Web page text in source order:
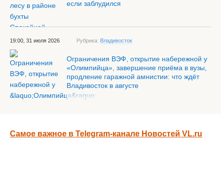
если заблудился
19:00, 31 июля 2026 Рубрика: Владивосток
Ограничения ВЭФ, открытие набережной у
«Олимпийца», завершение приёма в вузы,
продление гаражной амнистии: что ждёт
Владивосток в августе
Самое важное в Telegram-канале Новостей VL.ru